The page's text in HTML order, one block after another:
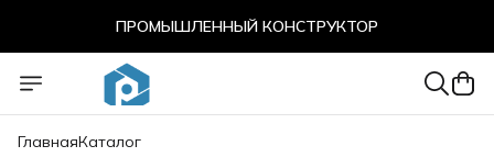
ПРОМЫШЛЕННЫЙ КОНСТРУКТОР
ПРОМЫШЛЕННЫЙ КОНСТРУКТОР
ГлавнаяКаталог